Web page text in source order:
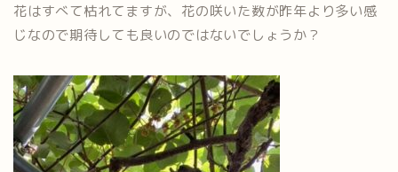
花はすべて枯れてますが、花の咲いた数が昨年より多い感
じなので期待しても良いのではないでしょうか？